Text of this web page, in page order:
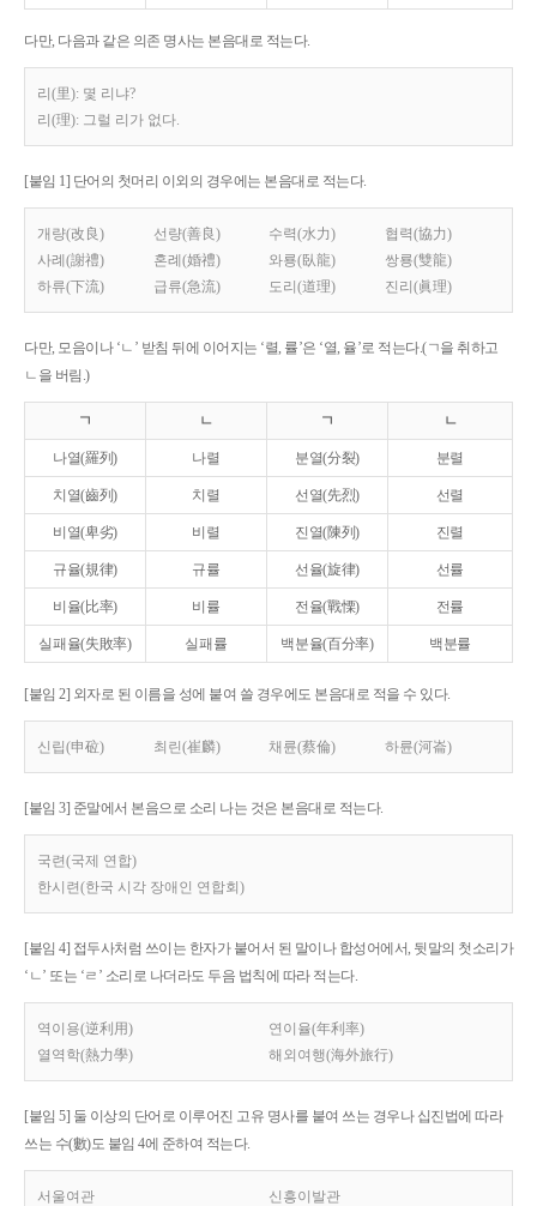
다만, 다음과 같은 의존 명사는 본음대로 적는다.
리(里): 몇 리냐?
리(理): 그럴 리가 없다.
[붙임 1] 단어의 첫머리 이외의 경우에는 본음대로 적는다.
개량(改良) 선량(善良) 수력(水力)
협력(協力)
사례(謝禮)
혼례(婚禮) 와룡(臥龍)
쌍룡(雙龍)
하류(下流)
급류(急流) 도리(道理) 진리(眞理)
다만, 모음이나 ‘ㄴ’ 받침 뒤에 이어지는 ‘렬, 률’은 ‘열, 율’로 적는다.(ㄱ을 취하고
ㄴ을 버림.)
ㄱ ㄴ ㄱ ㄴ
나열(羅列) 나렬 분열(分裂) 분렬
치열(齒列) 치렬 선열(先烈) 선렬
비열(卑劣) 비렬 진열(陳列) 진렬
규율(規律) 규률 선율(旋律) 선률
비율(比率) 비률 전율(戰慄) 전률
실패율(失敗率) 실패률 백분율(百分率) 백분률
[붙임 2] 외자로 된 이름을 성에 붙여 쓸 경우에도 본음대로 적을 수 있다.
신립(申砬) 최린(崔麟) 채륜(蔡倫) 하륜(河崙)
[붙임 3] 준말에서 본음으로 소리 나는 것은 본음대로 적는다.
국련(국제 연합)
한시련(한국 시각 장애인 연합회)
[붙임 4] 접두사처럼 쓰이는 한자가 붙어서 된 말이나 합성어에서, 뒷말의 첫소리가
‘ㄴ’ 또는 ‘ㄹ’ 소리로 나더라도 두음 법칙에 따라 적는다.
역이용(逆利用)
연이율(年利率)
열역학(熱力學)
해외여행(海外旅行)
[붙임 5] 둘 이상의 단어로 이루어진 고유 명사를 붙여 쓰는 경우나 십진법에 따라
쓰는 수(數)도 붙임 4에 준하여 적는다.
서울여관 신흥이발관